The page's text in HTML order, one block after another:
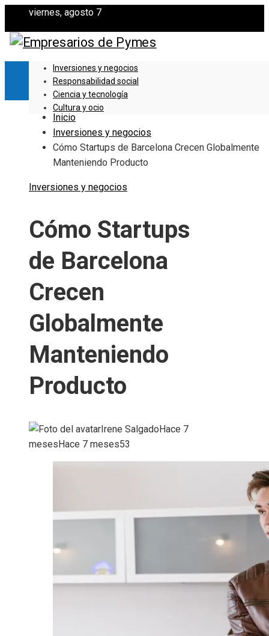
viernes, agosto 7
Inversiones y negocios
Responsabilidad social
Ciencia y tecnología
Cultura y ocio
Inicio
Inversiones y negocios
Cómo Startups de Barcelona Crecen Globalmente
Manteniendo Producto
Inversiones y negocios
Cómo Startups
de Barcelona
Crecen
Globalmente
Manteniendo
Producto
Irene Salgado Hace 7
meses Hace 7 meses53